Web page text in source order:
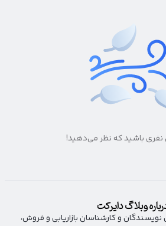
نفری باشید که نظر می‌دهید!
وبلاگ دایرکت
و کارشناسان بازاریابی و فروش،